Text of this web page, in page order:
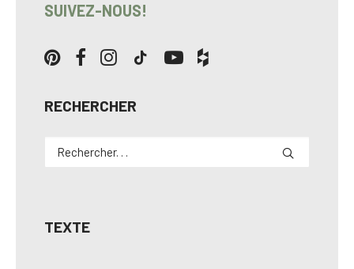
SUIVEZ-NOUS!
RECHERCHER
TEXTE